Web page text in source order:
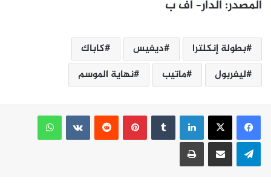
المصدر: الدار–أف ب
بطولة إنكلترا ديفيس
كاباك
ليفربول
ماتيب نهاية الموسم
لينكدإن بينتيريست
واتساب
تيلقرام مشاركة عبر البريد طباعة